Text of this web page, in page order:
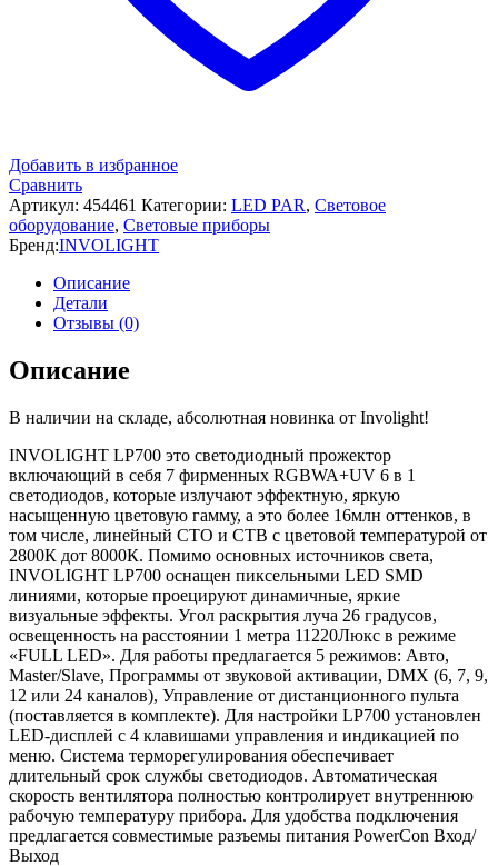
Добавить в избранное
Сравнить
Артикул: 454461 Категории: LED PAR, Световое
оборудование, Световые приборы
Бренд:INVOLIGHT
Описание
Детали
Отзывы (0)
Описание
В наличии на складе, абсолютная новинка от Involight!
INVOLIGHT LP700 это светодиодный прожектор
включающий в себя 7 фирменных RGBWA+UV 6 в 1
светодиодов, которые излучают эффектную, яркую
насыщенную цветовую гамму, а это более 16млн оттенков, в
том числе, линейный СТО и СТB с цветовой температурой от
2800К дот 8000К. Помимо основных источников света,
INVOLIGHT LP700 оснащен пиксельными LED SMD
линиями, которые проецируют динамичные, яркие
визуальные эффекты. Угол раскрытия луча 26 градусов,
освещенность на расстоянии 1 метра 11220Люкс в режиме
«FULL LED». Для работы предлагается 5 режимов: Авто,
Master/Slave, Программы от звуковой активации, DMX (6, 7, 9,
12 или 24 каналов), Управление от дистанционного пульта
(поставляется в комплекте). Для настройки LP700 установлен
LED-дисплей с 4 клавишами управления и индикацией по
меню. Система терморегулирования обеспечивает
длительный срок службы светодиодов. Автоматическая
скорость вентилятора полностью контролирует внутреннюю
рабочую температуру прибора. Для удобства подключения
предлагается совместимые разъемы питания PowerCon Вход/
Выход